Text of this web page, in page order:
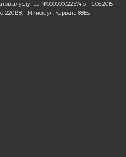
услуг за №000000022574 от 19.06.2015
г.Минск, ул. Карвата 88Бs